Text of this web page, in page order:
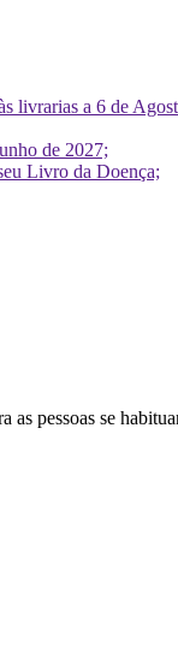
livrarias a 6 de
de 2027;
Livro da Doença;
pessoas se